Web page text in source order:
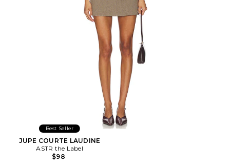
Best Seller
JUPE COURTE LAUDINE
ASTR the Label
$98